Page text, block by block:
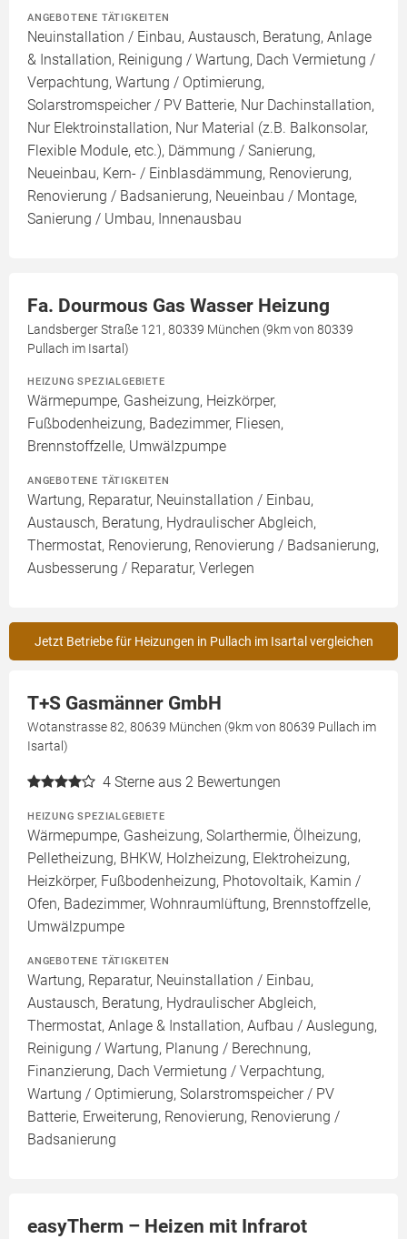
ANGEBOTENE TÄTIGKEITEN
Neuinstallation / Einbau, Austausch, Beratung, Anlage
& Installation, Reinigung / Wartung, Dach Vermietung /
Verpachtung, Wartung / Optimierung,
Solarstromspeicher / PV Batterie, Nur Dachinstallation,
Nur Elektroinstallation, Nur Material (z.B. Balkonsolar,
Flexible Module, etc.), Dämmung / Sanierung,
Neueinbau, Kern- / Einblasdämmung, Renovierung,
Renovierung / Badsanierung, Neueinbau / Montage,
Sanierung / Umbau, Innenausbau
Fa. Dourmous Gas Wasser Heizung
Landsberger Straße 121, 80339 München (9km von 80339
Pullach im Isartal)
HEIZUNG SPEZIALGEBIETE
Wärmepumpe, Gasheizung, Heizkörper,
Fußbodenheizung, Badezimmer, Fliesen,
Brennstoffzelle, Umwälzpumpe
ANGEBOTENE TÄTIGKEITEN
Wartung, Reparatur, Neuinstallation / Einbau,
Austausch, Beratung, Hydraulischer Abgleich,
Thermostat, Renovierung, Renovierung / Badsanierung,
Ausbesserung / Reparatur, Verlegen
Jetzt Betriebe für Heizungen in Pullach im Isartal vergleichen
T+S Gasmänner GmbH
Wotanstrasse 82, 80639 München (9km von 80639 Pullach im
Isartal)
4 Sterne aus 2 Bewertungen
HEIZUNG SPEZIALGEBIETE
Wärmepumpe, Gasheizung, Solarthermie, Ölheizung,
Pelletheizung, BHKW, Holzheizung, Elektroheizung,
Heizkörper, Fußbodenheizung, Photovoltaik, Kamin /
Ofen, Badezimmer, Wohnraumlüftung, Brennstoffzelle,
Umwälzpumpe
ANGEBOTENE TÄTIGKEITEN
Wartung, Reparatur, Neuinstallation / Einbau,
Austausch, Beratung, Hydraulischer Abgleich,
Thermostat, Anlage & Installation, Aufbau / Auslegung,
Reinigung / Wartung, Planung / Berechnung,
Finanzierung, Dach Vermietung / Verpachtung,
Wartung / Optimierung, Solarstromspeicher / PV
Batterie, Erweiterung, Renovierung, Renovierung /
Badsanierung
easyTherm – Heizen mit Infrarot